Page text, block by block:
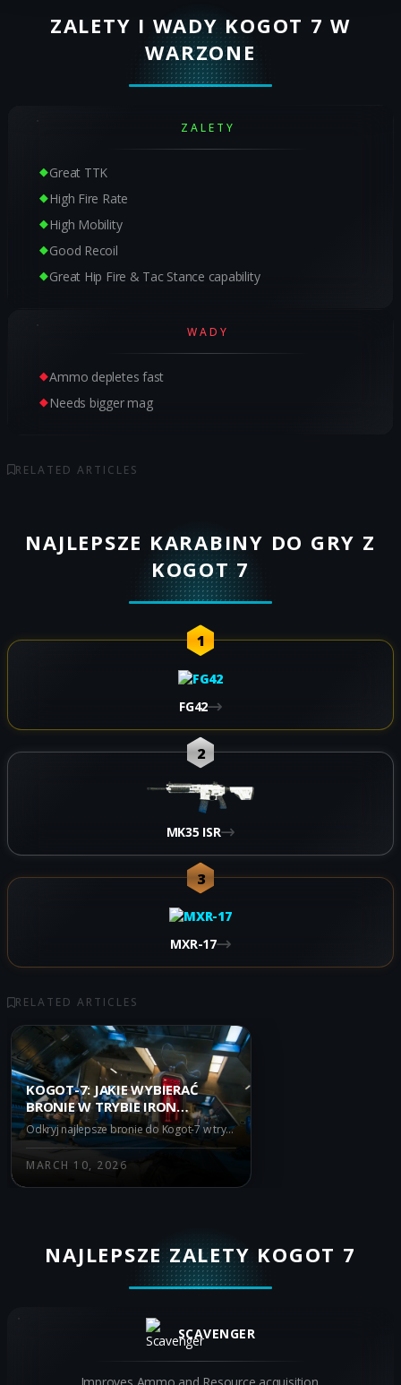
ZALETY I WADY KOGOT 7 W
WARZONE
ZALETY
Great TTK
High Fire Rate
High Mobility
Good Recoil
Great Hip Fire & Tac Stance capability
WADY
Ammo depletes fast
Needs bigger mag
RELATED ARTICLES
NAJLEPSZE KARABINY DO GRY Z
KOGOT 7
1
FG42
2
MK35 ISR
3
MXR-17
RELATED ARTICLES
KOGOT-7: JAKIE WYBIERAĆ
BRONIE W TRYBIE IRON
GAUNTLET WARZONE?
Odkryj najlepsze bronie do Kogot-7 w trybie Iron Gauntlet Warzone. Dowiedz się, jak M15 MOD 0, M8A1 i AK-27 poprawiają efektywność w grze. Przeczytaj nasz przewodnik, aby zoptymalizować swoją rozgrywkę i zdobyć przewagę nad przeciwnikami.
MARCH 10, 2026
NAJLEPSZE ZALETY KOGOT 7
SCAVENGER
Improves Ammo and Resource acquisition.